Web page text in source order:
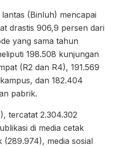
(Binluh) mencapai
drastis 906,9 persen dari
yang sama tahun
198.508 kunjungan
(R2 dan R4), 191.569
dan 182.404
pabrik.
tercatat 2.304.302
di media cetak
(289.974), media sosial